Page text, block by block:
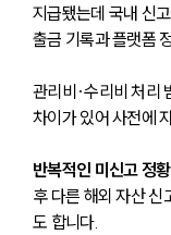
지급됐는데 국내 신
출금 기록과 플랫폼
관리비·수리비 처리
차이가 있어 사전에
반복적인 미신고 정
후 다른 해외 자산 신
도 합니다.